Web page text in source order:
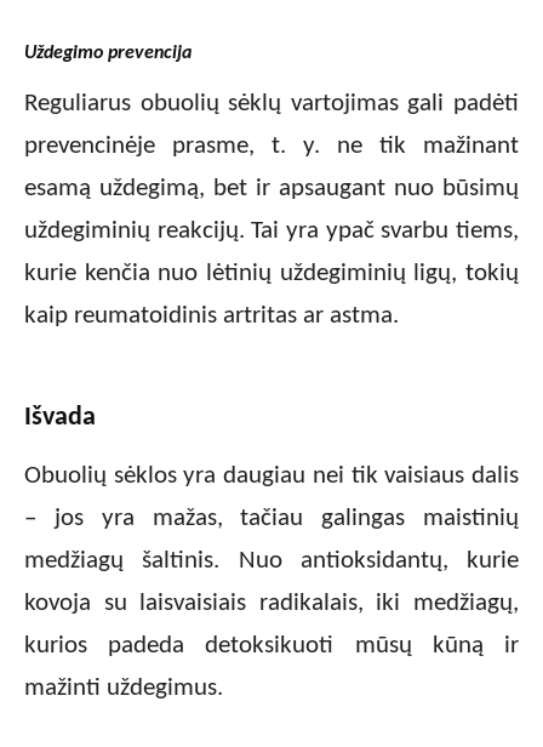
Uždegimo prevencija
Reguliarus obuolių sėklų vartojimas gali padėti
prevencinėje prasme, t. y. ne tik mažinant
esamą uždegimą, bet ir apsaugant nuo būsimų
uždegiminių reakcijų. Tai yra ypač svarbu tiems,
kurie kenčia nuo lėtinių uždegiminių ligų, tokių
kaip reumatoidinis artritas ar astma.
Išvada
Obuolių sėklos yra daugiau nei tik vaisiaus dalis
– jos yra mažas, tačiau galingas maistinių
medžiagų šaltinis. Nuo antioksidantų, kurie
kovoja su laisvaisiais radikalais, iki medžiagų,
kurios padeda detoksikuoti mūsų kūną ir
mažinti uždegimus.